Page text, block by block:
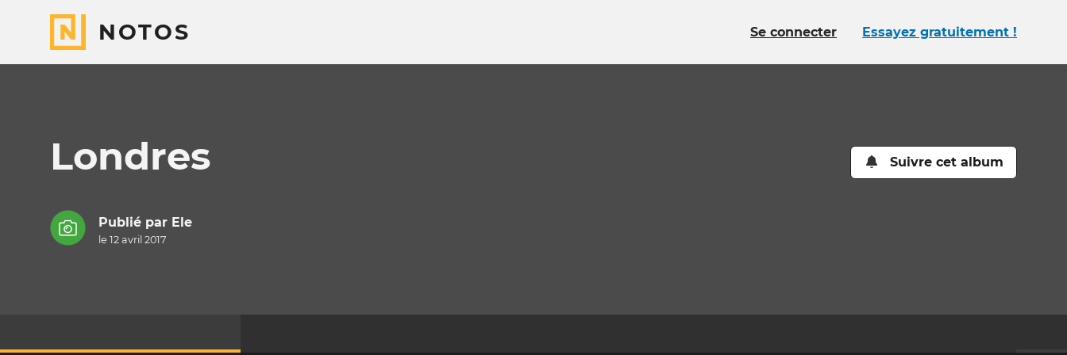
NOTOS Se connecter Essayez gratuitement !
Londres Suivre cet album
Publié par Ele
le 12 avril 2017